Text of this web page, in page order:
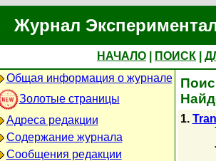
Журнал
НАЧАЛО ПОИСК
Общая информация о журнале
Золотые страницы
Адреса редакции
Содержание журнала
Сообщения редакции
1.